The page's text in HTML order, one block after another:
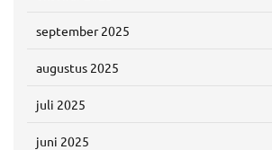
september 2025
augustus 2025
juli 2025
juni 2025